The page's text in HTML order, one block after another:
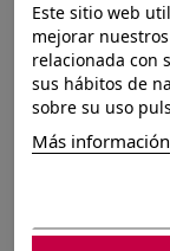
Completa tu
Este sitio web
mejorar
relacionada con
sus hábitos de
sobre su uso
Más información